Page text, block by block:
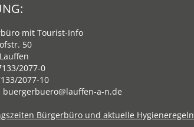
mit Tourist-Info
50
2077-0
2077-10
buergerbuero@lauffen-a-n.de
Bürgerbüro und aktuelle Hygieneregeln